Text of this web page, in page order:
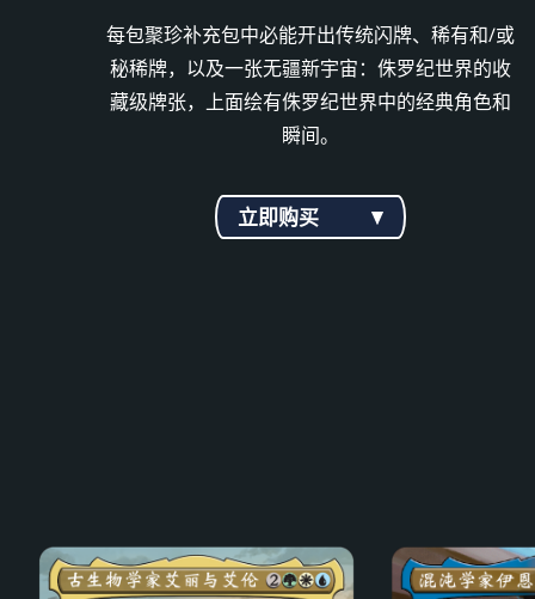
每包聚珍补充包中必能开出传统闪牌、稀有和/或
秘稀牌，以及一张无疆新宇宙：侏罗纪世界的收
藏级牌张，上面绘有侏罗纪世界中的经典角色和
瞬间。
立即购买